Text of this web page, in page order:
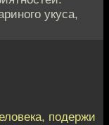
укуса,
подержи